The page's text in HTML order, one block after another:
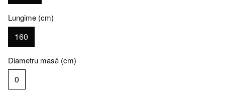
Lungime (cm)
160
Diametru masă (cm)
0